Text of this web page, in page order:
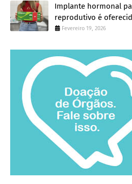
Implante hormonal
reprodutivo é
Fevereiro 19, 2026